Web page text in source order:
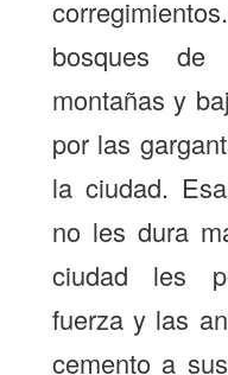
bosques
montañas y
por las
la ciudad.
no les dura
ciudad les
fuerza y las
cemento a